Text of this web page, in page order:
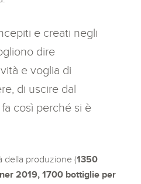
e creati negli
dire
e voglia di
di uscire dal
così perché si è
della produzione (1350
2019, 1700 bottiglie per